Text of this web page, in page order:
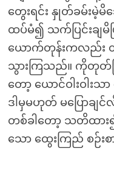
တွေးရင်း နှုတ်ခမ်းမဲ့
ထပ်မံ၍ သက်ပြင်းချ
ယောက်တုန်းကလည်း
သွားကြသည်။ ကိုတုတ်
တော့ ယောင်ဝါးဝါး
ဒါမှမဟုတ် မပြောချင်
တစ်ခါတော့ သတိထာ
သော ထွေးကြည် စဉ်း